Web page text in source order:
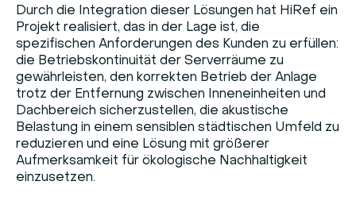
Durch die Integration dieser Lösungen hat HiRef ein
Projekt realisiert, das in der Lage ist, die
spezifischen Anforderungen des Kunden zu erfüllen:
die Betriebskontinuität der Serverräume zu
gewährleisten, den korrekten Betrieb der Anlage
trotz der Entfernung zwischen Inneneinheiten und
Dachbereich sicherzustellen, die akustische
Belastung in einem sensiblen städtischen Umfeld zu
reduzieren und eine Lösung mit größerer
Aufmerksamkeit für ökologische Nachhaltigkeit
einzusetzen.